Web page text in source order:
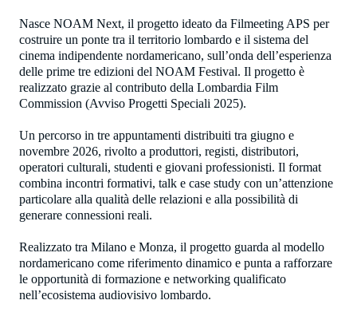
Nasce NOAM Next, il progetto ideato da Filmeeting APS per
costruire un ponte tra il territorio lombardo e il sistema del
cinema indipendente nordamericano, sull’onda dell’esperienza
delle prime tre edizioni del NOAM Festival. Il progetto è
realizzato grazie al contributo della Lombardia Film
Commission (Avviso Progetti Speciali 2025).
Un percorso in tre appuntamenti distribuiti tra giugno e
novembre 2026, rivolto a produttori, registi, distributori,
operatori culturali, studenti e giovani professionisti. Il format
combina incontri formativi, talk e case study con un’attenzione
particolare alla qualità delle relazioni e alla possibilità di
generare connessioni reali.
Realizzato tra Milano e Monza, il progetto guarda al modello
nordamericano come riferimento dinamico e punta a rafforzare
le opportunità di formazione e networking qualificato
nell’ecosistema audiovisivo lombardo.